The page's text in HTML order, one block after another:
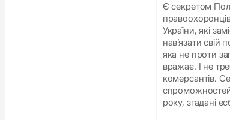
Є секретом
України, які
нав’язати
яка не проти
вражає. І не
комерсантів.
спроможностей
року, згадані